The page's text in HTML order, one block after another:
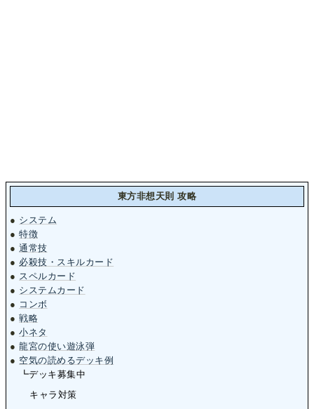
東方非想天則 攻略
● システム
●特徴
●通常技
● 必殺技・スキルカード
● スペルカード
● システムカード
● コンボ
●戦略
●小ネタ
●龍宮の使い遊泳弾
● 空気の読めるデッキ例
┗デッキ募集中
キャラ対策